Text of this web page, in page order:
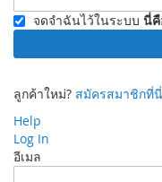
จดจำฉันไว้ในระบบ นี่คื
ลูกค้าใหม่? สมัครสมาชิกที่นี่
Help
Log In
อีเมล